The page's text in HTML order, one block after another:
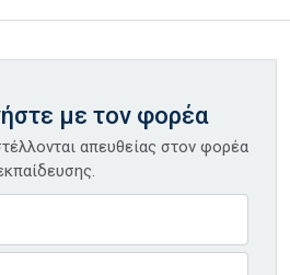
με τον φορέα
απευθείας στον φορέα